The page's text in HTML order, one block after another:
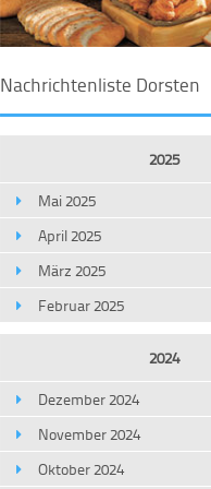
Nachrichtenliste Dorsten
2025
Mai 2025
April 2025
März 2025
Februar 2025
2024
Dezember 2024
November 2024
Oktober 2024